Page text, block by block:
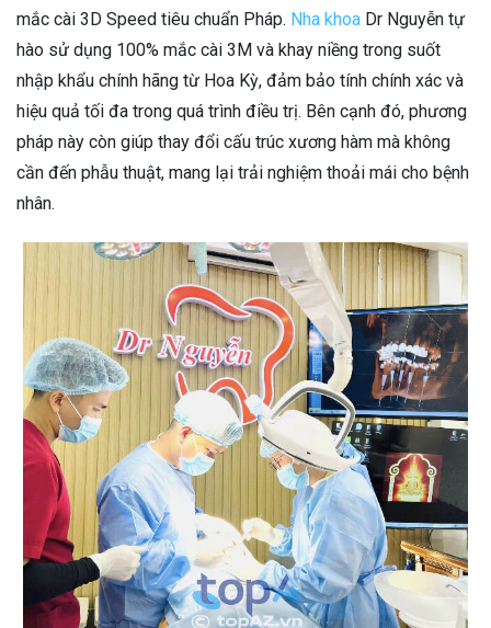
mắc cài 3D Speed tiêu chuẩn Pháp. Nha khoa Dr Nguyễn tự
hào sử dụng 100% mắc cài 3M và khay niềng trong suốt
nhập khẩu chính hãng từ Hoa Kỳ, đảm bảo tính chính xác và
hiệu quả tối đa trong quá trình điều trị. Bên cạnh đó, phương
pháp này còn giúp thay đổi cấu trúc xương hàm mà không
cần đến phẫu thuật, mang lại trải nghiệm thoải mái cho bệnh
nhân.